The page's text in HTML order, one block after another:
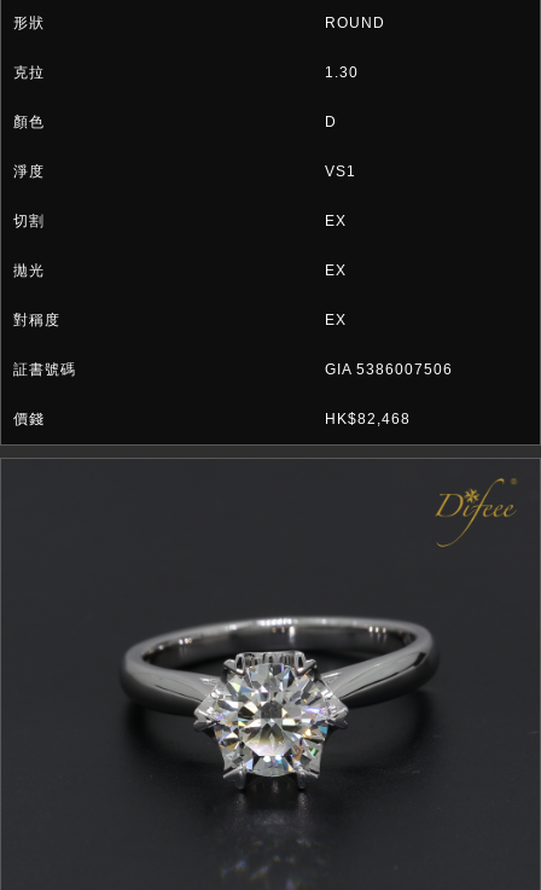
ROUND
1.30
D
VS1
EX
EX
EX
GIA 5386007506
HK$82,468